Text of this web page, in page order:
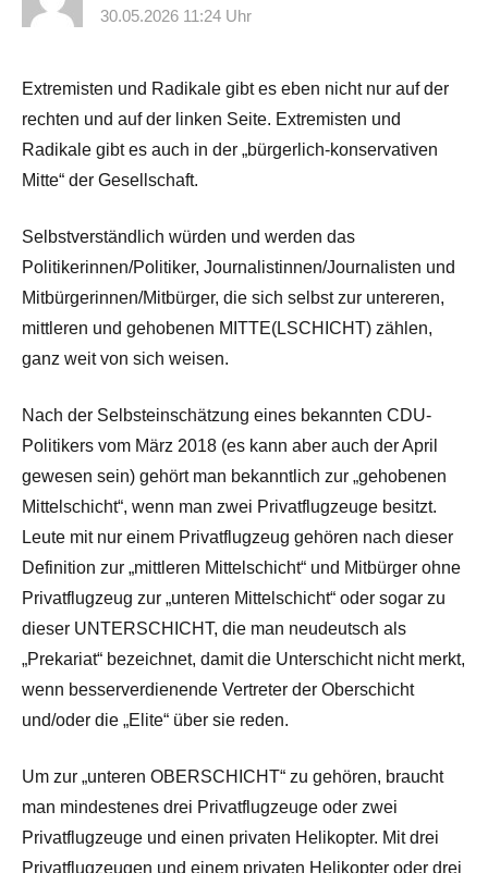
30.05.2026 11:24 Uhr
Extremisten und Radikale gibt es eben nicht nur auf der
rechten und auf der linken Seite. Extremisten und
Radikale gibt es auch in der „bürgerlich-konservativen
Mitte“ der Gesellschaft.
Selbstverständlich würden und werden das
Politikerinnen/Politiker, Journalistinnen/Journalisten und
Mitbürgerinnen/Mitbürger, die sich selbst zur untereren,
mittleren und gehobenen MITTE(LSCHICHT) zählen,
ganz weit von sich weisen.
Nach der Selbsteinschätzung eines bekannten CDU-
Politikers vom März 2018 (es kann aber auch der April
gewesen sein) gehört man bekanntlich zur „gehobenen
Mittelschicht“, wenn man zwei Privatflugzeuge besitzt.
Leute mit nur einem Privatflugzeug gehören nach dieser
Definition zur „mittleren Mittelschicht“ und Mitbürger ohne
Privatflugzeug zur „unteren Mittelschicht“ oder sogar zu
dieser UNTERSCHICHT, die man neudeutsch als
„Prekariat“ bezeichnet, damit die Unterschicht nicht merkt,
wenn besserverdienende Vertreter der Oberschicht
und/oder die „Elite“ über sie reden.
Um zur „unteren OBERSCHICHT“ zu gehören, braucht
man mindestenes drei Privatflugzeuge oder zwei
Privatflugzeuge und einen privaten Helikopter. Mit drei
Privatflugzeugen und einem privaten Helikopter oder drei